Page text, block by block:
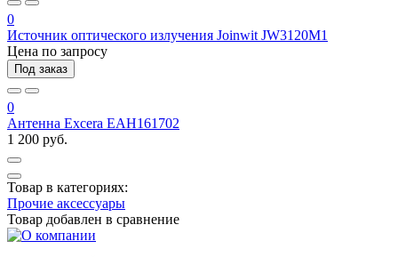
0
Источник оптического излучения Joinwit JW3120M1
Цена по запросу
Под заказ
0
Антенна Excera EAH161702
1 200 руб.
Товар в категориях:
Прочие аксессуары
Товар добавлен в сравнение